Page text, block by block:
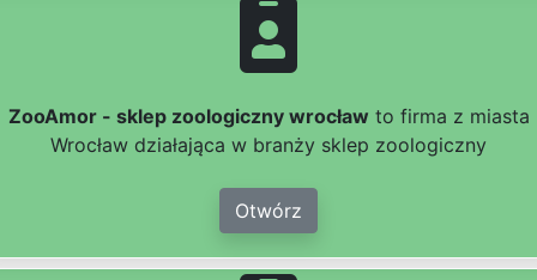
ZooAmor - sklep zoologiczny wrocław to firma z miasta
Wrocław działająca w branży sklep zoologiczny
Otwórz